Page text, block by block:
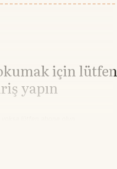
için lütfen
yapın